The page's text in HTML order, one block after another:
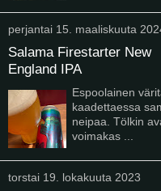
perjantai 15. maaliskuuta
Salama Firestarter New
England IPA
Espoolainen
kaadettaessa
neipaa. Tölkin
voimakas ...
torstai 19. lokakuuta 2023